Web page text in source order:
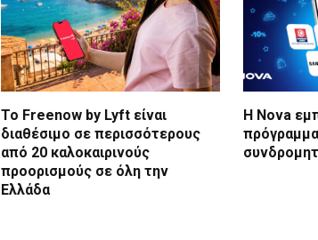
Το Freenow by Lyft είναι
διαθέσιμο σε περισσότερους
από 20 καλοκαιρινούς
προορισμούς σε όλη την
Ελλάδα
Η Nova